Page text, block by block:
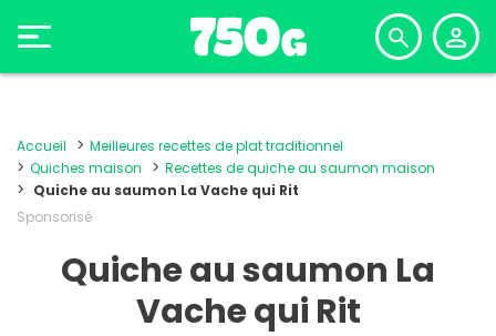
Accueil
Meilleures recettes de plat traditionnel
Quiches maison
Recettes de quiche au saumon maison
Quiche au saumon La Vache qui Rit
Sponsorisé
Quiche au saumon La
Vache qui Rit